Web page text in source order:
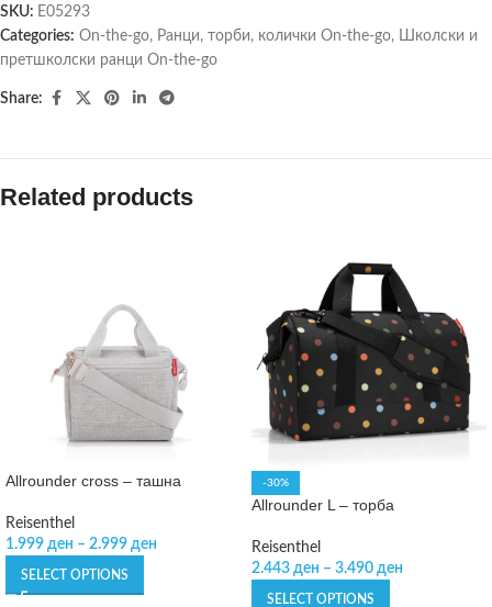
SKU: E05293
Categories: On-the-go, Ранци, торби, колички On-the-go, Школски и
претшколски ранци On-the-go
Share:
Related products
Allrounder cross – ташна
Reisenthel
1.999 ден – 2.999 ден
SELECT OPTIONS
-30%
Allrounder L – торба
Reisenthel
2.443 ден – 3.490 ден
SELECT OPTIONS